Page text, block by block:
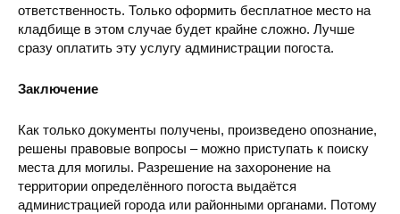
ответственность. Только оформить бесплатное место на
кладбище в этом случае будет крайне сложно. Лучше
сразу оплатить эту услугу администрации погоста.
Заключение
Как только документы получены, произведено опознание,
решены правовые вопросы – можно приступать к поиску
места для могилы. Разрешение на захоронение на
территории определённого погоста выдаётся
администрацией города или районными органами. Потому